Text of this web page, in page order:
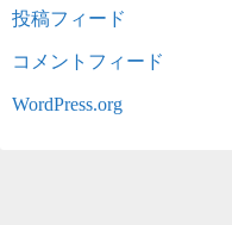
投稿フィード
コメントフィード
WordPress.org